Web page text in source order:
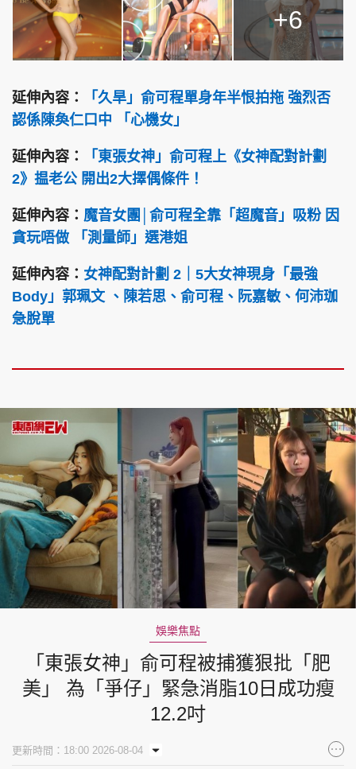
+6
延伸內容：
「久旱」俞可程單身年半恨拍拖 強烈否
認係陳奐仁口中 「心機女」
延伸內容：
「東張女神」俞可程上《女神配對計劃
2》揾老公 開出2大擇偶條件！
延伸內容： 魔音女團│俞可程全靠「超魔音」吸粉 因
貪玩唔做 「測量師」選港姐
延伸內容： 女神配對計劃 2｜5大女神現身「最強
Body」郭珮文 、陳若思、俞可程、阮嘉敏、何沛珈
急脫單
娛樂焦點
「東張女神」俞可程被捕獲狠批「肥
美」 為「爭仔」緊急消脂10日成功瘦
12.2吋
更新時間：18:00 2026-08-04